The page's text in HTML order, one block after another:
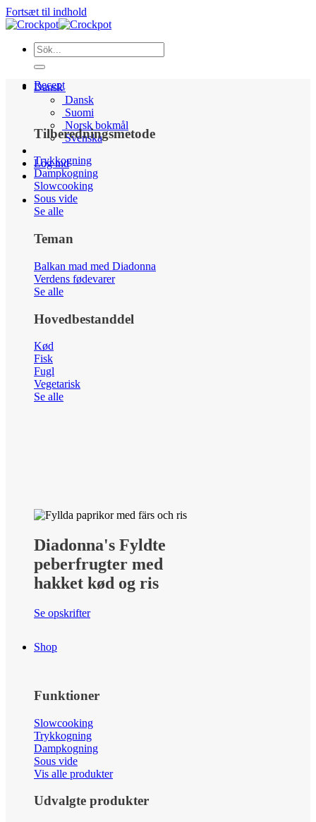
Fortsæt til indhold
Dansk
Dansk
Suomi
Norsk bokmål
Svenska
Log ind
Recept
Tilberedningsmetode
Trykkogning
Dampkogning
Slowcooking
Sous vide
Se alle
Teman
Balkan mad med Diadonna
Verdens fødevarer
Se alle
Hovedbestanddel
Kød
Fisk
Fugl
Vegetarisk
Se alle
Diadonna's Fyldte
peberfrugter med
hakket kød og ris
Se opskrifter
Shop
Funktioner
Slowcooking
Trykkogning
Dampkogning
Sous vide
Vis alle produkter
Udvalgte produkter